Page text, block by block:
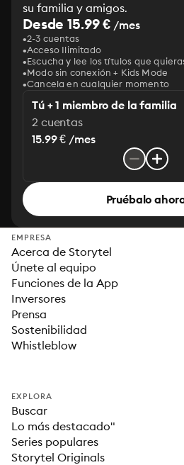
su familia y amigos.
Desde 15.99 € /mes
2-3 cuentas
Acceso Ilimitado
Escucha y lee los títulos que
Modo sin conexión + Kids Mode
Cancela en cualquier momento
Tú + 1 miembro de la familia
2 cuentas
15.99 € /mes
Pruébalo
EMPRESA
Acerca de Storytel
Únete al equipo
Funciones de la App
Inversores
Prensa
Sostenibilidad
Whistleblow
EXPLORA
Buscar
Lo más destacado"
Series populares
Storytel Originals